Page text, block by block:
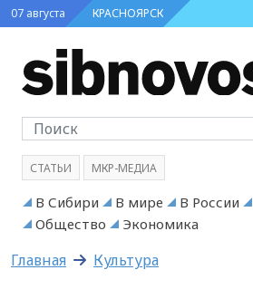
07 августа КРАСНОЯРСК
СТАТЬИ МКР-МЕДИА
В Сибири В мире В России
Общество
Экономика
Главная Культура